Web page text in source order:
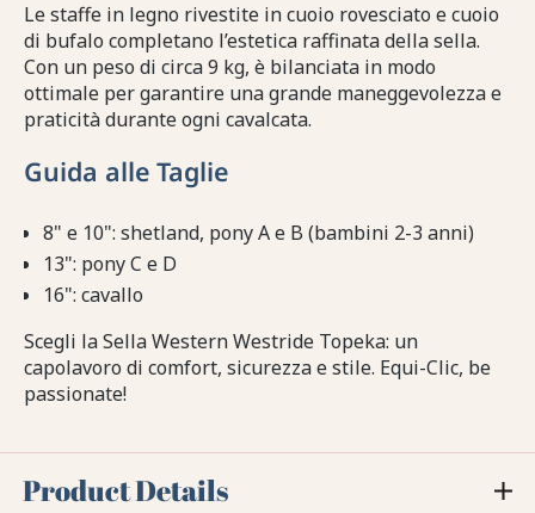
Le staffe in legno rivestite in cuoio rovesciato e cuoio
di bufalo completano l’estetica raffinata della sella.
Con un peso di circa 9 kg, è bilanciata in modo
ottimale per garantire una grande maneggevolezza e
praticità durante ogni cavalcata.
Guida alle Taglie
8" e 10": shetland, pony A e B (bambini 2-3 anni)
13": pony C e D
16": cavallo
Scegli la Sella Western Westride Topeka: un
capolavoro di comfort, sicurezza e stile. Equi-Clic, be
passionate!
Product Details